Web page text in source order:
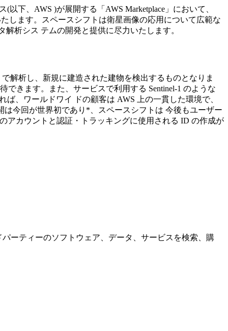
下、AWS )が展開する「AWS Marketplace」において、
します。スペースシフトは衛星画像の応用について広範な
析シス テムの開発と提供に尽力いたします。
解析し、新規に建造された建物を検出するものとなりま
きます。また、サービスで利用する Sentinel-1 のような
ば、ワールドワイ ドの顧客は AWS 上の一貫した環境で、
は今回が世界初であり*、スペースシフトは 今後もユーザー
アカウントと認証・トラッキングに使用される ID の作成が
ーティーのソフトウェア、データ、サービスを検索、購